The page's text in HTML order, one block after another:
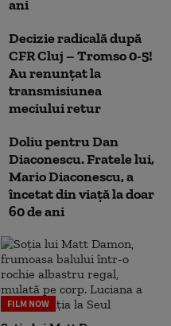
ani
Decizie radicală după
CFR Cluj – Tromso 0-5!
Au renunțat la
transmisiunea
meciului retur
Doliu pentru Dan
Diaconescu. Fratele lui,
Mario Diaconescu, a
încetat din viață la doar
60 de ani
FILM NOW